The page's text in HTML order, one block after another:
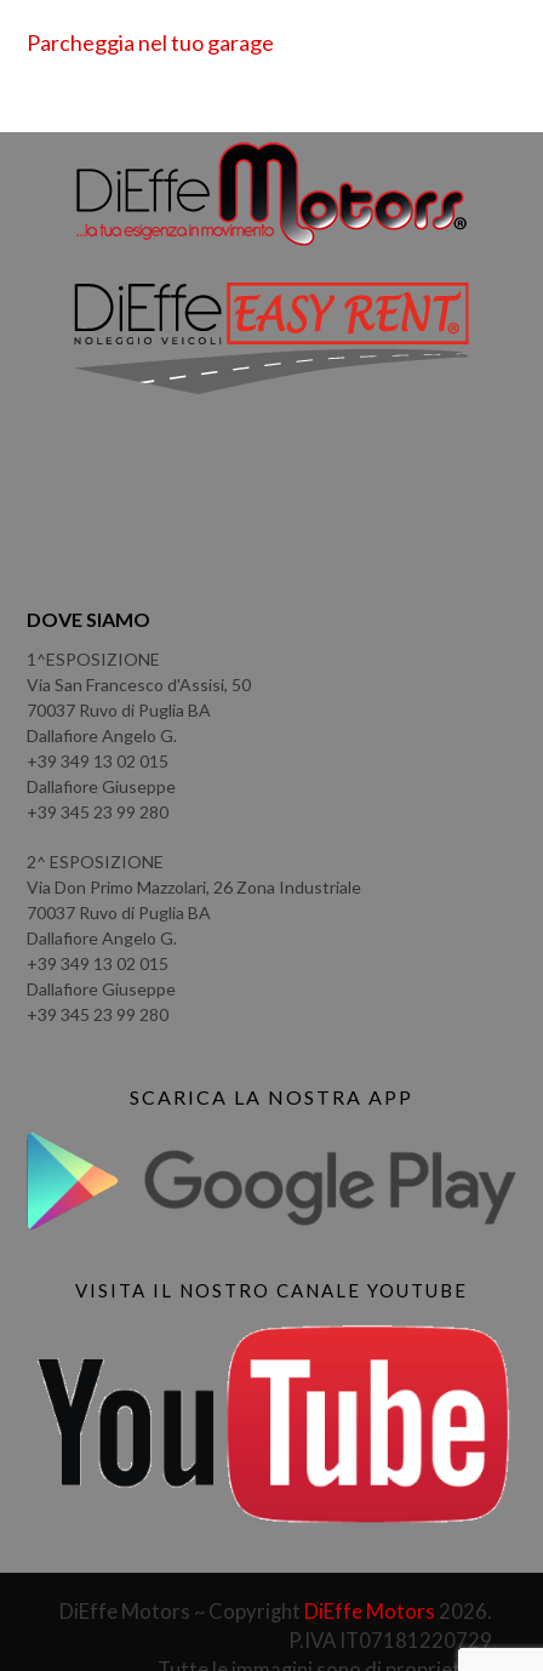
Parcheggia nel tuo garage
DOVE SIAMO
1^ESPOSIZIONE
Via San Francesco d'Assisi, 50
70037 Ruvo di Puglia BA
Dallafiore Angelo G.
+39 349 13 02 015
Dallafiore Giuseppe
+39 345 23 99 280
2^ ESPOSIZIONE
Via Don Primo Mazzolari, 26 Zona Industriale
70037 Ruvo di Puglia BA
Dallafiore Angelo G.
+39 349 13 02 015
Dallafiore Giuseppe
+39 345 23 99 280
SCARICA LA NOSTRA APP
VISITA IL NOSTRO CANALE YOUTUBE
DiEffe Motors ~ Copyright DiEffe Motors 2026.
P.IVA IT07181220729